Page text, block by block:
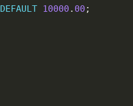
DEFAULT 10000 . 00